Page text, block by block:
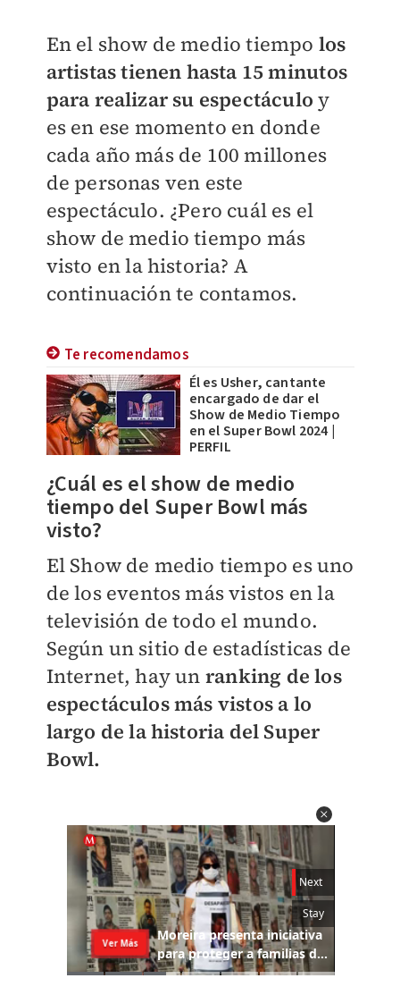
En el show de medio tiempo los
artistas tienen hasta 15 minutos
para realizar su espectáculo y
es en ese momento en donde
cada año más de 100 millones
de personas ven este
espectáculo. ¿Pero cuál es el
show de medio tiempo más
visto en la historia? A
continuación te contamos.
Te recomendamos
Él es Usher, cantante
encargado de dar el
Show de Medio Tiempo
en el Super Bowl 2024 |
PERFIL
¿Cuál es el show de medio
tiempo del Super Bowl más
visto?
El Show de medio tiempo es uno
de los eventos más vistos en la
televisión de todo el mundo.
Según un sitio de estadísticas de
Internet, hay un ranking de los
espectáculos más vistos a lo
largo de la historia del Super
Bowl.